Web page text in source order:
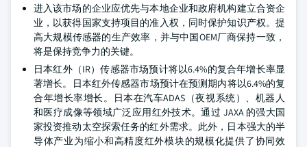
进入该市场的企业应优先与本地企业和政府机构建立合资企
业，以获得国家支持项目的准入权，同时保护知识产权。提
高大规模传感器的生产效率，并与中国OEM厂商保持一致，
将是保持竞争力的关键。
日本红外（IR）传感器市场预计将以6.4%的复合年增长率显
著增长。日本红外传感器市场预计在预测期内将以6.4%的复
合年增长率增长。日本在汽车ADAS（夜视系统）、机器人
和医疗成像等领域广泛应用红外技术。通过 JAXA 的强大国
家投资推动太空探索任务的红外需求。此外，日本强大的半
导体产业为缩小和高精度红外模块的规模化提供了协同效